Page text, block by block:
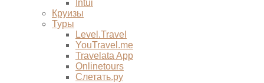
Intui
Круизы
Туры
Level.Travel
YouTravel.me
Travelata App
Onlinetours
Слетать.ру